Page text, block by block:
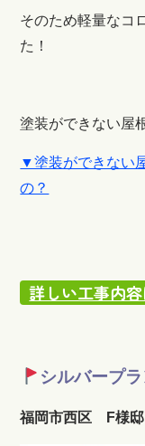
そのため軽量なコ
た！
塗装ができない屋
▼塗装ができない
の？
詳しい工事内
シルバープ
福岡市西区 F様